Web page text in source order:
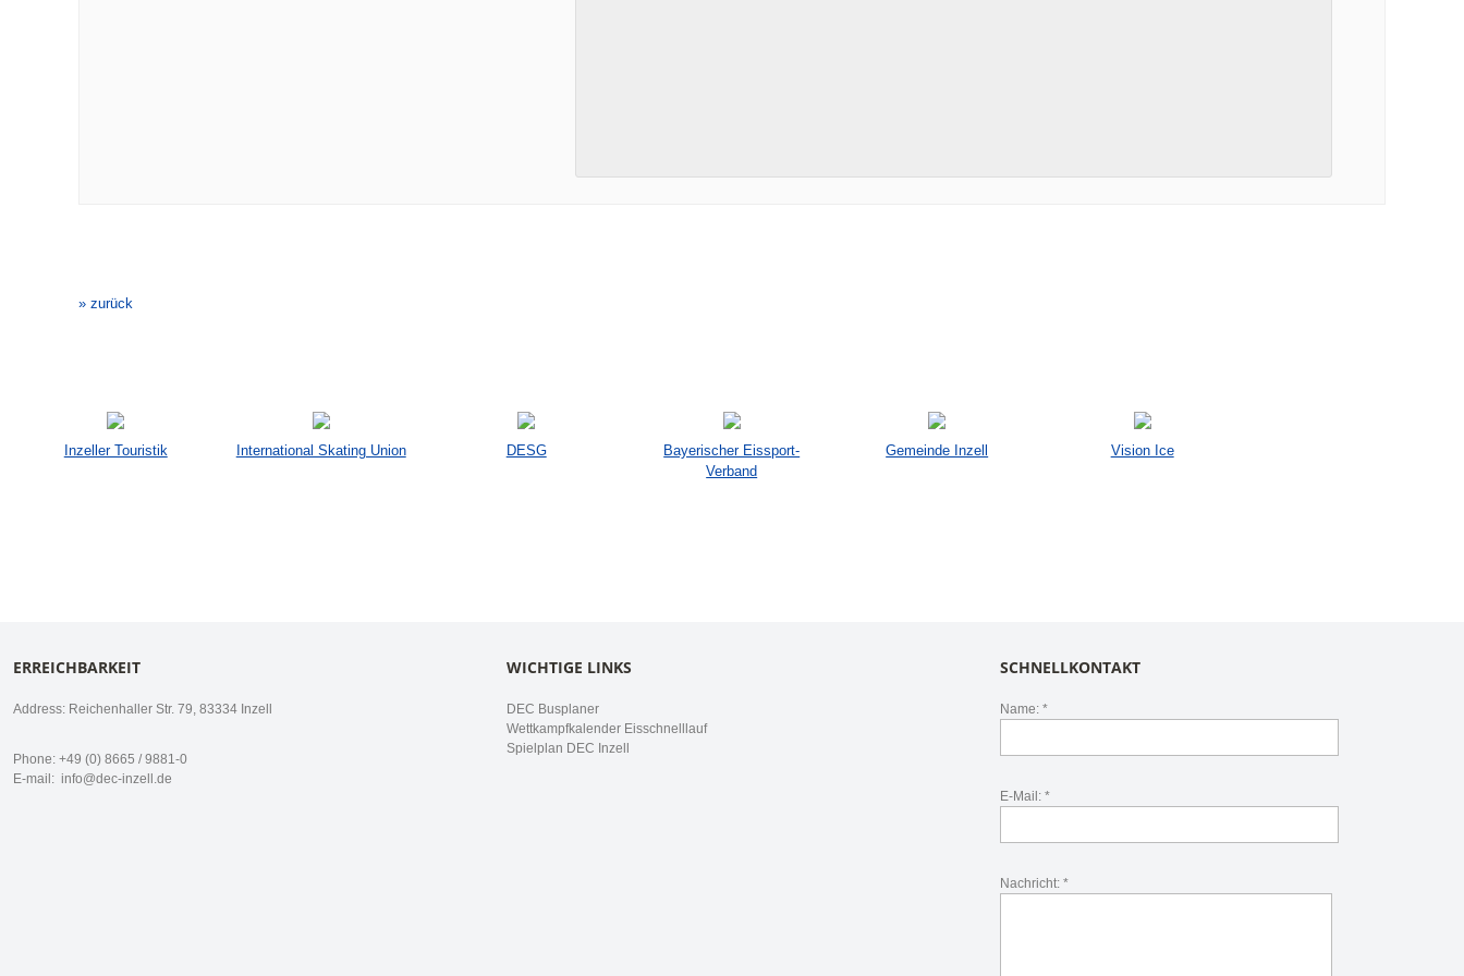
Navigation
» zurück
Inzeller Touristik International Skating Union DESG
Bayerischer Eissport-
Verband
Gemeinde Inzell Vision Ice
ERREICHBARKEIT
Address: Reichenhaller Str. 79, 83334 Inzell
Phone: +49 (0) 8665 / 9881-0
E-mail: info@dec-inzell.de
WICHTIGE LINKS
DEC Busplaner
Wettkampfkalender Eisschnelllauf
Spielplan DEC Inzell
SCHNELLKONTAKT
Name: *
E-Mail: *
Nachricht: *